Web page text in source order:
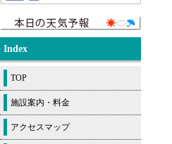
Index
TOP
施設案内・料金
アクセスマップ